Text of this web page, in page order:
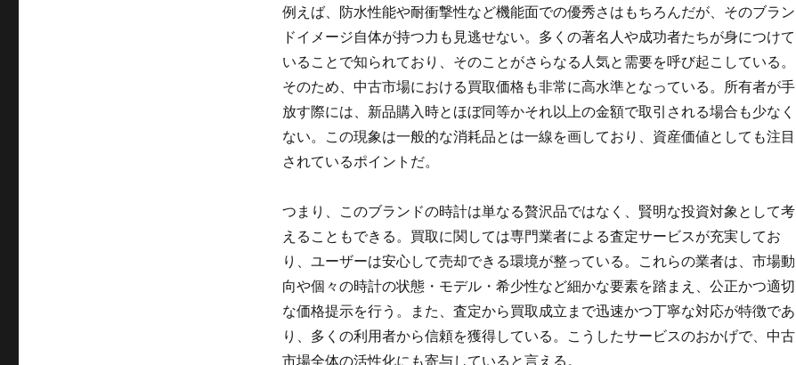
例えば、防水性能や耐衝撃性など機能面での優秀さはもちろんだが、そのブラン
ドイメージ自体が持つ力も見逃せない。多くの著名人や成功者たちが身につけて
いることで知られており、そのことがさらなる人気と需要を呼び起こしている。
そのため、中古市場における買取価格も非常に高水準となっている。所有者が手
放す際には、新品購入時とほぼ同等かそれ以上の金額で取引される場合も少なく
ない。この現象は一般的な消耗品とは一線を画しており、資産価値としても注目
されているポイントだ。
つまり、このブランドの時計は単なる贅沢品ではなく、賢明な投資対象として考
えることもできる。買取に関しては専門業者による査定サービスが充実してお
り、ユーザーは安心して売却できる環境が整っている。これらの業者は、市場動
向や個々の時計の状態・モデル・希少性など細かな要素を踏まえ、公正かつ適切
な価格提示を行う。また、査定から買取成立まで迅速かつ丁寧な対応が特徴であ
り、多くの利用者から信頼を獲得している。こうしたサービスのおかげで、中古
市場全体の活性化にも寄与していると言える。